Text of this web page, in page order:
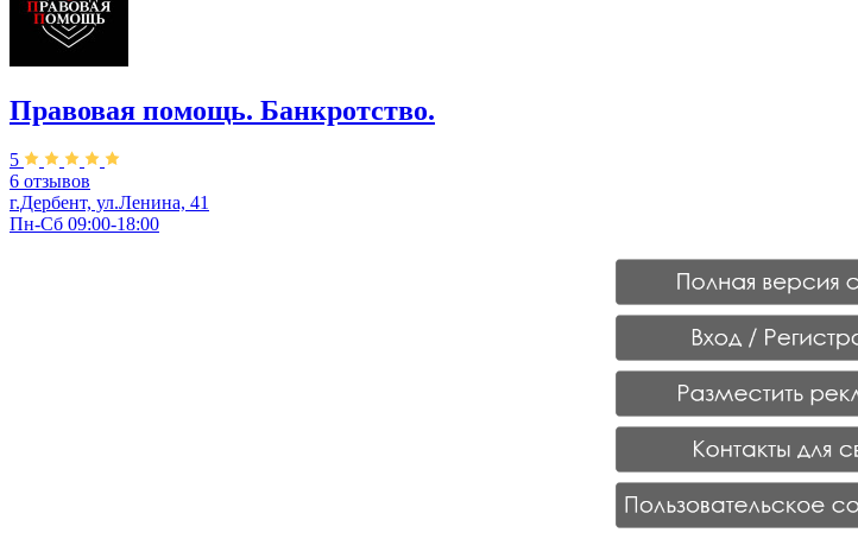
Правовая помощь. Банкротство.
5
6 отзывов
г.Дербент, ул.Ленина, 41
Пн-Сб 09:00-18:00